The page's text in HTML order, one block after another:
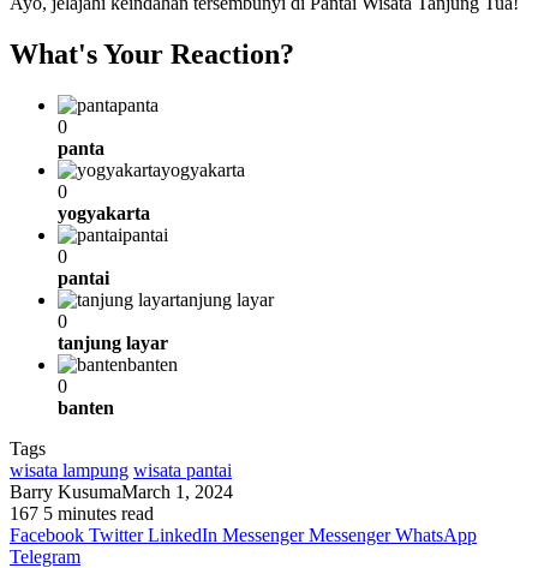
What's Your Reaction?
panta
0
panta
yogyakarta
0
yogyakarta
pantai
0
pantai
tanjung layar
0
tanjung layar
banten
0
banten
Tags
wisata lampung wisata pantai
Barry KusumaMarch 1, 2024
167 5 minutes read
Facebook Twitter LinkedIn Messenger Messenger WhatsApp
Telegram